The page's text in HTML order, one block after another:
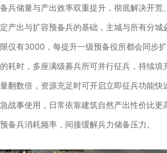
兵储量与产出效率双重提升，彻底解决开
产出与扩容预备兵的基础，主城与所有分
仅有3000，每提升一级预备役所都会同步
耗时，多座满级募兵所可并行征兵，持续
翻数倍，资源充足时可开启立即征兵功能
战事使用，日常依靠建筑自然产出性价比
备兵消耗频率，间接缓解兵力储备压力。